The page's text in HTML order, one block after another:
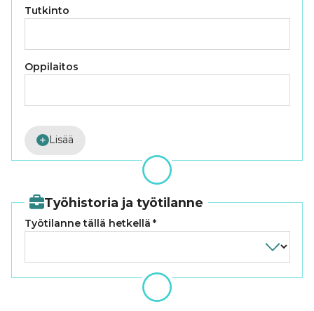
Tutkinto
Oppilaitos
Lisää
Työhistoria ja työtilanne
Työtilanne tällä hetkellä *